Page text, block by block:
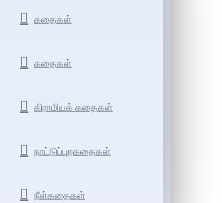
கதைகள்
கதைகள்
கிராமியக் கதைகள்
நாட்டுப்புறகதைகள்
நீள்கதைகள்